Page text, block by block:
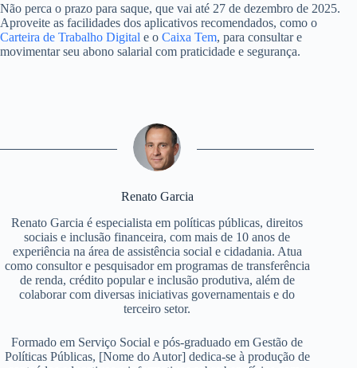
Não perca o prazo para saque, que vai até 27 de dezembro de 2025.
Aproveite as facilidades dos aplicativos recomendados, como o
Carteira de Trabalho Digital e o Caixa Tem, para consultar e
movimentar seu abono salarial com praticidade e segurança.
Renato Garcia
Renato Garcia é especialista em políticas públicas, direitos
sociais e inclusão financeira, com mais de 10 anos de
experiência na área de assistência social e cidadania. Atua
como consultor e pesquisador em programas de transferência
de renda, crédito popular e inclusão produtiva, além de
colaborar com diversas iniciativas governamentais e do
terceiro setor.
Formado em Serviço Social e pós-graduado em Gestão de
Políticas Públicas, [Nome do Autor] dedica-se à produção de